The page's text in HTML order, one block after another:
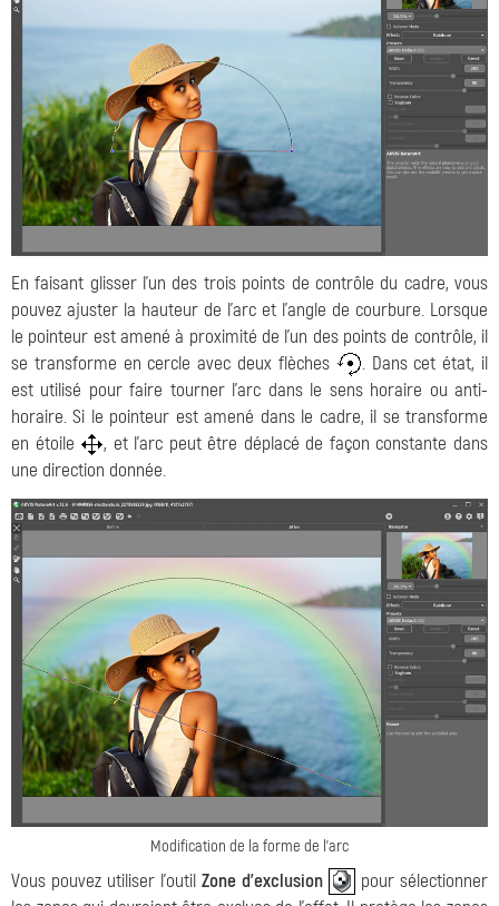
En faisant glisser l'un des trois points de contrôle du cadre, vous
pouvez ajuster la hauteur de l'arc et l'angle de courbure. Lorsque
le pointeur est amené à proximité de l'un des points de contrôle, il
se transforme en cercle avec deux flèches
. Dans cet état, il
est utilisé pour faire tourner l'arc dans le sens horaire ou anti-
horaire. Si le pointeur est amené dans le cadre, il se transforme
en étoile
, et l'arc peut être déplacé de façon constante dans
une direction donnée.
Modification de la forme de l'arc
Vous pouvez utiliser l'outil Zone d'exclusion
pour sélectionner